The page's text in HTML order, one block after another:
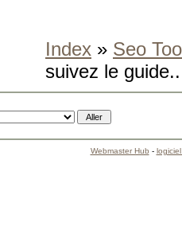
Index » Seo
suivez le
Webmaster Hub -